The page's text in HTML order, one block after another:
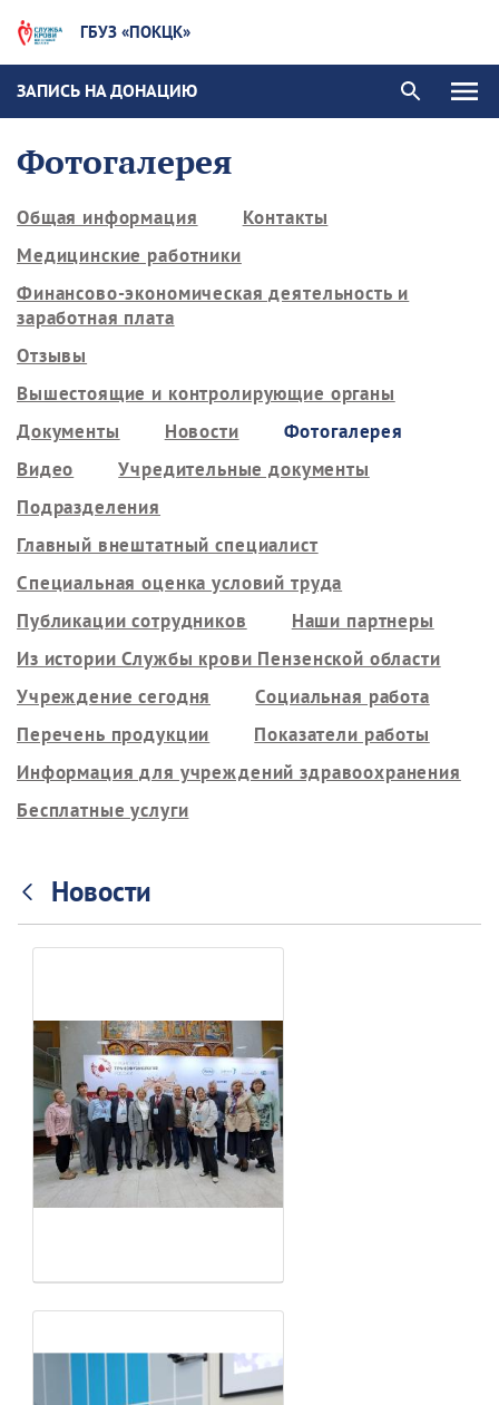
ГБУЗ «ПОКЦК»
ЗАПИСЬ НА ДОНАЦИЮ
Фотогалерея
Общая информация
Контакты
Медицинские работники
Финансово-экономическая деятельность и
заработная плата
Отзывы
Вышестоящие и контролирующие органы
Документы
Новости
Фотогалерея
Видео
Учредительные документы
Подразделения
Главный внештатный специалист
Специальная оценка условий труда
Публикации сотрудников
Наши партнеры
Из истории Службы крови Пензенской области
Учреждение сегодня
Социальная работа
Перечень продукции
Показатели работы
Информация для учреждений здравоохранения
Бесплатные услуги
Новости